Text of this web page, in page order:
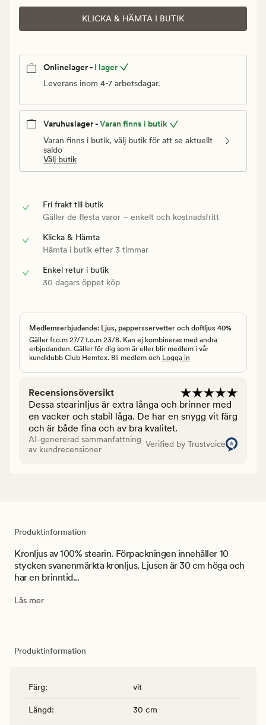
KLICKA & HÄMTA I BUTIK
Onlinelager - I lager
Leverans inom 4-7 arbetsdagar.
Varuhuslager -Varan finns i butik
Varan finns i butik, välj butik för att se aktuellt
saldo
Välj butik
Fri frakt till butik
Gäller de flesta varor – enkelt och kostnadsfritt
Klicka & Hämta
Hämta i butik efter 3 timmar
Enkel retur i butik
30 dagars öppet köp
Medlemserbjudande: Ljus, pappersservetter och doftljus 40%
Gäller fr.o.m 27/7 t.o.m 23/8. Kan ej kombineras med andra
erbjudanden. Gäller för dig som är eller blir medlem i vår
kundklubb Club Hemtex. Bli medlem och Logga in
Recensionsöversikt
Dessa stearinljus är extra långa och brinner med
en vacker och stabil låga. De har en snygg vit färg
och är både fina och av bra kvalitet.
AI-genererad sammanfattning
av kundrecensioner
Verified by Trustvoice
Produktinformation
Kronljus av 100% stearin. Förpackningen innehåller 10
stycken svanenmärkta kronljus. Ljusen är 30 cm höga och
har en brinntid...
Läs mer
Produktinformation
Färg: vit
Längd: 30 cm